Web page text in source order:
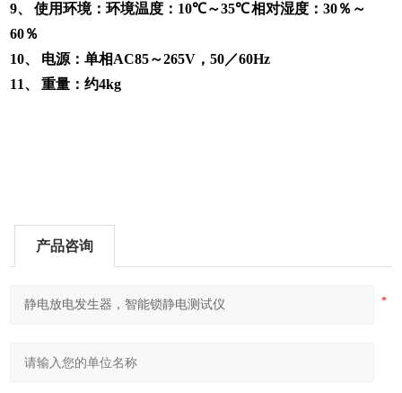
9、 使用环境：环境温度： 10℃～35℃相对湿度：30％～
60％
10、 电源：单相AC85～265V， 50／60Hz
11、 重量：约4kg
产品咨询